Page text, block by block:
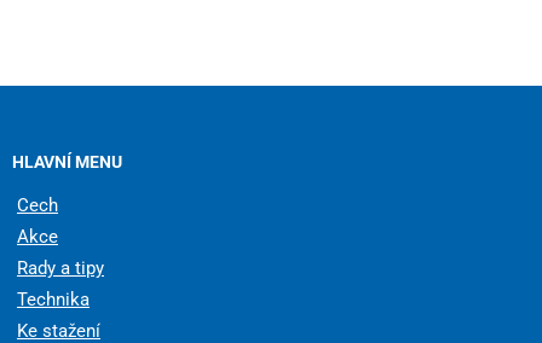
HLAVNÍ MENU
Cech
Akce
Rady a tipy
Technika
Ke stažení